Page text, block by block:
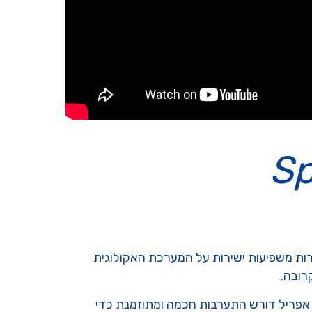
משפיעות ישירות על המערכת האקולוגית
אפריל דורש התערבות חכמה ומתוזמנת כדי